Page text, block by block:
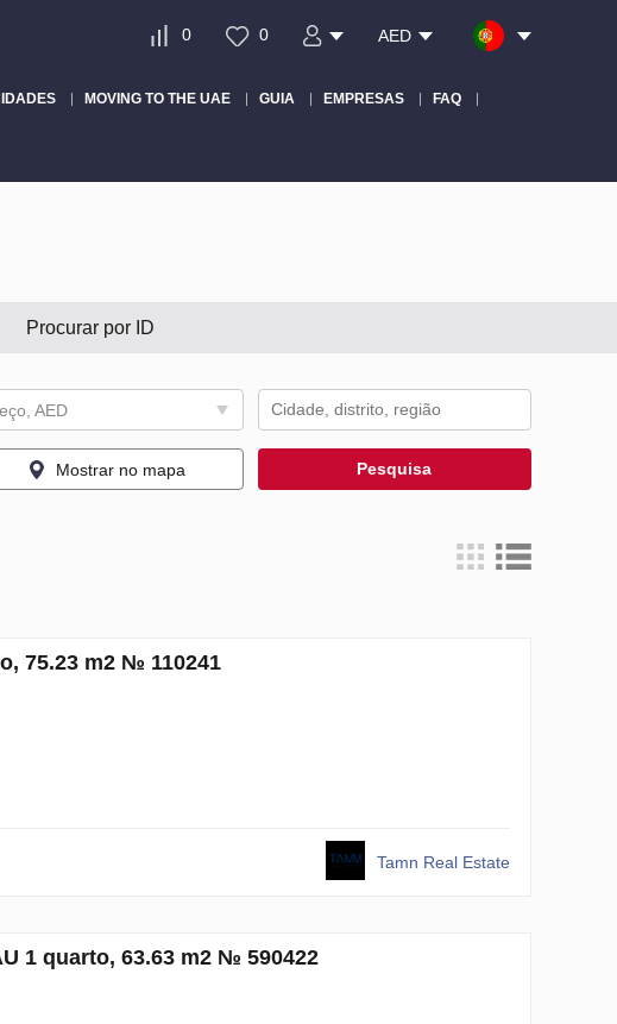
0 0 AED
MOVING TO THE UAE GUIA EMPRESAS FAQ
Procurar por ID
AED
Mostrar no mapa Pesquisa
75.23 m2 № 110241
Tamn Real Estate
1 quarto, 63.63 m2 № 590422